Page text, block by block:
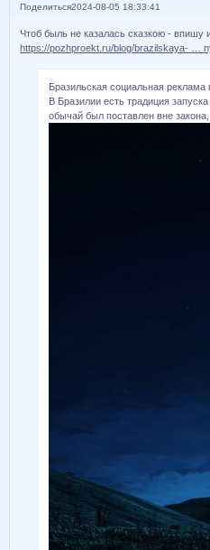
Поделиться2024-08-05 18:33:41
Чтоб быль не казалась сказкою - впишу
https://pozhproekt.ru/blog/brazilskaya- …
Бразильская социальная
В Бразилии есть традиция
обычай был поставлен вне